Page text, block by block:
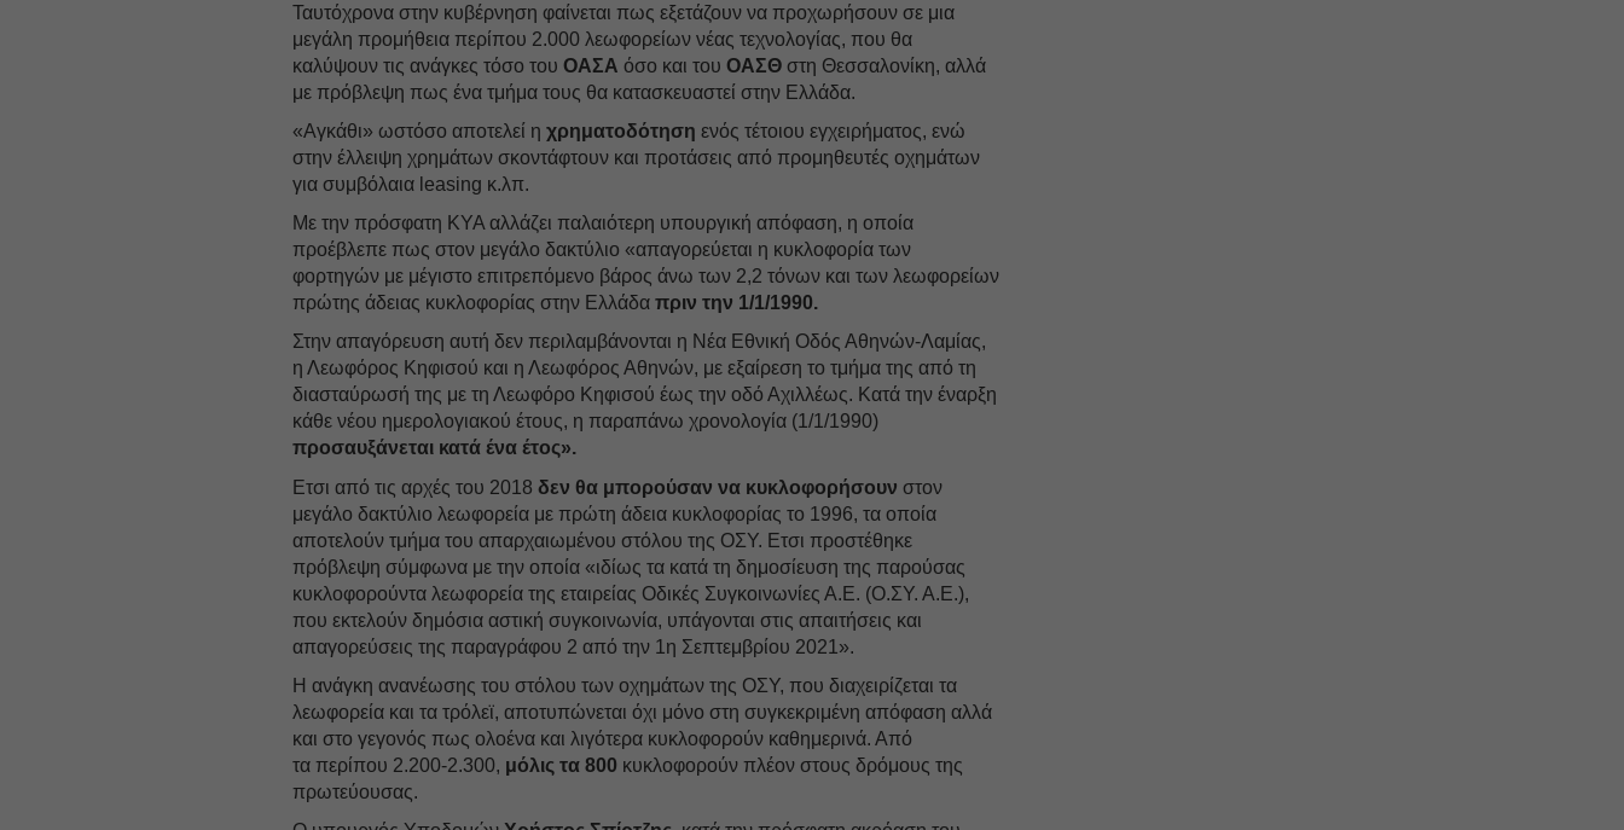
Ταυτόχρονα στην κυβέρνηση φαίνεται πως εξετάζουν να προχωρήσουν σε μια
μεγάλη προμήθεια περίπου 2.000 λεωφορείων νέας τεχνολογίας, που θα
καλύψουν τις ανάγκες τόσο τουΟΑΣΑόσο και τουΟΑΣΘ στη Θεσσαλονίκη, αλλά
με πρόβλεψη πως ένα τμήμα τους θα κατασκευαστεί στην Ελλάδα.
«Αγκάθι» ωστόσο αποτελεί ηχρηματοδότηση ενός τέτοιου εγχειρήματος, ενώ
στην έλλειψη χρημάτων σκοντάφτουν και προτάσεις από προμηθευτές οχημάτων
για συμβόλαια leasing κ.λπ.
Με την πρόσφατη ΚΥΑ αλλάζει παλαιότερη υπουργική απόφαση, η οποία
προέβλεπε πως στον μεγάλο δακτύλιο «απαγορεύεται η κυκλοφορία των
φορτηγών με μέγιστο επιτρεπόμενο βάρος άνω των 2,2 τόνων και των λεωφορείων
πρώτης άδειας κυκλοφορίας στην Ελλάδαπριν την 1/1/1990.
Στην απαγόρευση αυτή δεν περιλαμβάνονται η Νέα Εθνική Οδός Αθηνών-Λαμίας,
η Λεωφόρος Κηφισού και η Λεωφόρος Αθηνών, με εξαίρεση το τμήμα της από τη
διασταύρωσή της με τη Λεωφόρο Κηφισού έως την οδό Αχιλλέως. Κατά την έναρξη
κάθε νέου ημερολογιακού έτους, η παραπάνω χρονολογία (1/1/1990)
προσαυξάνεται κατά ένα έτος».
Ετσι από τις αρχές του 2018δεν θα μπορούσαν να κυκλοφορήσουν στον
μεγάλο δακτύλιο λεωφορεία με πρώτη άδεια κυκλοφορίας το 1996, τα οποία
αποτελούν τμήμα του απαρχαιωμένου στόλου της ΟΣΥ. Ετσι προστέθηκε
πρόβλεψη σύμφωνα με την οποία «ιδίως τα κατά τη δημοσίευση της παρούσας
κυκλοφορούντα λεωφορεία της εταιρείας Οδικές Συγκοινωνίες Α.Ε. (Ο.ΣΥ. Α.Ε.),
που εκτελούν δημόσια αστική συγκοινωνία, υπάγονται στις απαιτήσεις και
απαγορεύσεις της παραγράφου 2 από την 1η Σεπτεμβρίου 2021».
Η ανάγκη ανανέωσης του στόλου των οχημάτων της ΟΣΥ, που διαχειρίζεται τα
λεωφορεία και τα τρόλεϊ, αποτυπώνεται όχι μόνο στη συγκεκριμένη απόφαση αλλά
και στο γεγονός πως ολοένα και λιγότερα κυκλοφορούν καθημερινά. Από
τα περίπου 2.200-2.300, μόλις τα 800 κυκλοφορούν πλέον στους δρόμους της
πρωτεύουσας.